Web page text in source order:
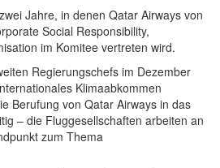
Jahre, in denen Qatar Airways von
Social Responsibility,
im Komitee vertreten wird.
Regierungschefs im Dezember
Klimaabkommen
Berufung von Qatar Airways in das
– die Fluggesellschaften arbeiten an
zum Thema